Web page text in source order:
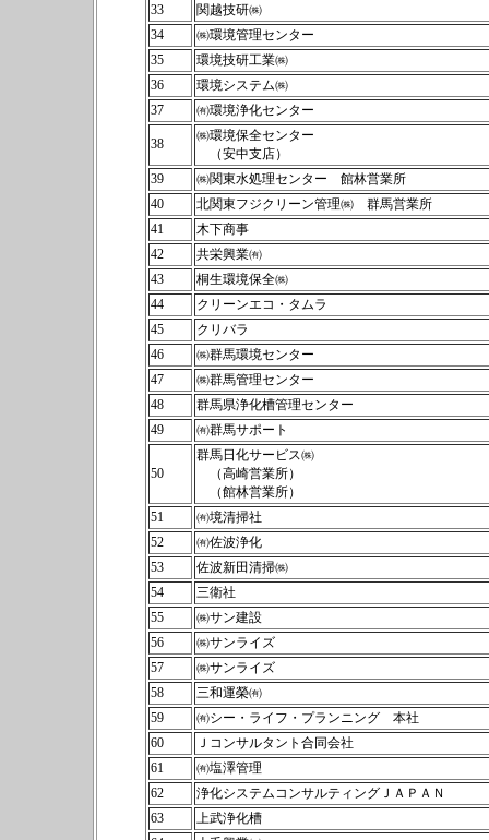
33
関越技研㈱
34
㈱環境管理センター
35
環境技研工業㈱
36
環境システム㈱
37
㈲環境浄化センター
38
㈱環境保全センター
（安中支店）
39
㈱関東水処理センター 館林営業所
40
北関東フジクリーン管理㈱ 群馬営業所
41
木下商事
42
共栄興業㈲
43
桐生環境保全㈱
44
クリーンエコ・タムラ
45
クリバラ
46
㈱群馬環境センター
47
㈱群馬管理センター
48
群馬県浄化槽管理センター
49
㈲群馬サポート
50
群馬日化サービス㈱
（高崎営業所）
（館林営業所）
51
㈲境清掃社
52
㈲佐波浄化
53
佐波新田清掃㈱
54
三衛社
55
㈱サン建設
56
㈱サンライズ
57
㈱サンライズ
58
三和運榮㈲
59
㈲シー・ライフ・プランニング 本社
60
Ｊコンサルタント合同会社
61
㈲塩澤管理
62
浄化システムコンサルティングＪＡＰＡＮ
63
上武浄化槽